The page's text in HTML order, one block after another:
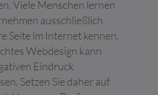
Viele Menschen lernen
ausschließlich
Seite im Internet kennen.
Webdesign kann
Eindruck
Setzen Sie daher auf
Online-Werbung zu
ermöglichen.
Ermittelt, wie der
Nutzer die Website
erreicht hat, indem
seine letzte URL-
Adresse registriert
Beständi